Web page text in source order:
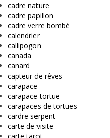
cadre nature
cadre papillon
cadre verre bombé
calendrier
callipogon
canada
canard
capteur de rêves
carapace
carapace tortue
carapaces de tortues
cardre serpent
carte de visite